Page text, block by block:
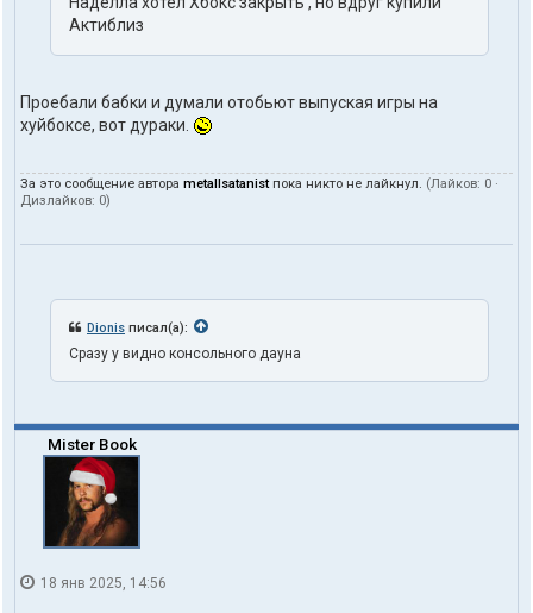
Актиблиз
Проебали бабки и думали отобьют выпуская игры на
хуйбоксе, вот дураки.
За это сообщение автора metallsatanistпока никто не лайкнул. (Лайков: 0 ·
Дизлайков: 0)
Dionis писал(а):
Сразу у видно консольного дауна
Mister Book
18 янв 2025, 14:56